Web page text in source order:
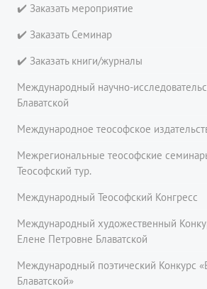
✔️ Заказать мероприятие
✔️ Заказать Семинар
✔️ Заказать книги/журналы
Международный научно-
Блаватской
Международное теософское
Межрегиональные теософские
Теософский тур.
Международный Теософский Конгресс
Международный художественный
Елене Петровне Блаватской
Международный поэтический Конкурс
Блаватской»